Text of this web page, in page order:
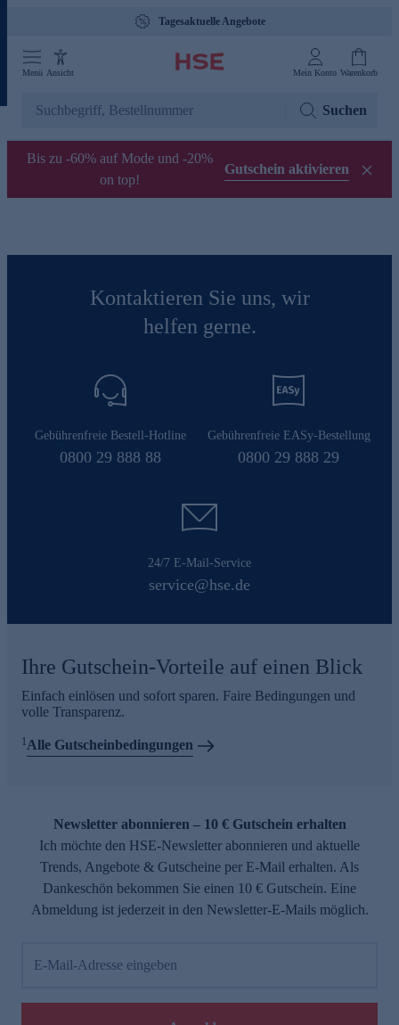
Tagesaktuelle Angebote
Menü Ansicht Mein Konto Warenkorb
Suchen
Bis zu -60% auf Mode und -20%
on top!
Gutschein aktivieren
Kontaktieren Sie uns, wir
helfen gerne.
Gebührenfreie Bestell-Hotline
0800 29 888 88
Gebührenfreie EASy-Bestellung
0800 29 888 29
24/7 E-Mail-Service
service@hse.de
Ihre Gutschein-Vorteile auf einen Blick
Einfach einlösen und sofort sparen. Faire Bedingungen und
volle Transparenz.
1Alle Gutscheinbedingungen
Newsletter abonnieren – 10 € Gutschein erhalten
Ich möchte den HSE-Newsletter abonnieren und aktuelle
Trends, Angebote & Gutscheine per E-Mail erhalten. Als
Dankeschön bekommen Sie einen 10 € Gutschein. Eine
Abmeldung ist jederzeit in den Newsletter-E-Mails möglich.
E-Mail-Adresse eingeben